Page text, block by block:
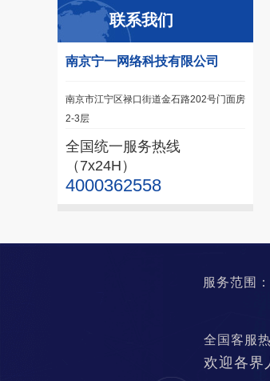
联系我们
南京宁一网络科技有限公司
南京市江宁区禄口街道金石路202号门面房
2-3层
全国统一服务热线
（7x24H）
4000362558
服务范围：
全国客服
欢迎各界